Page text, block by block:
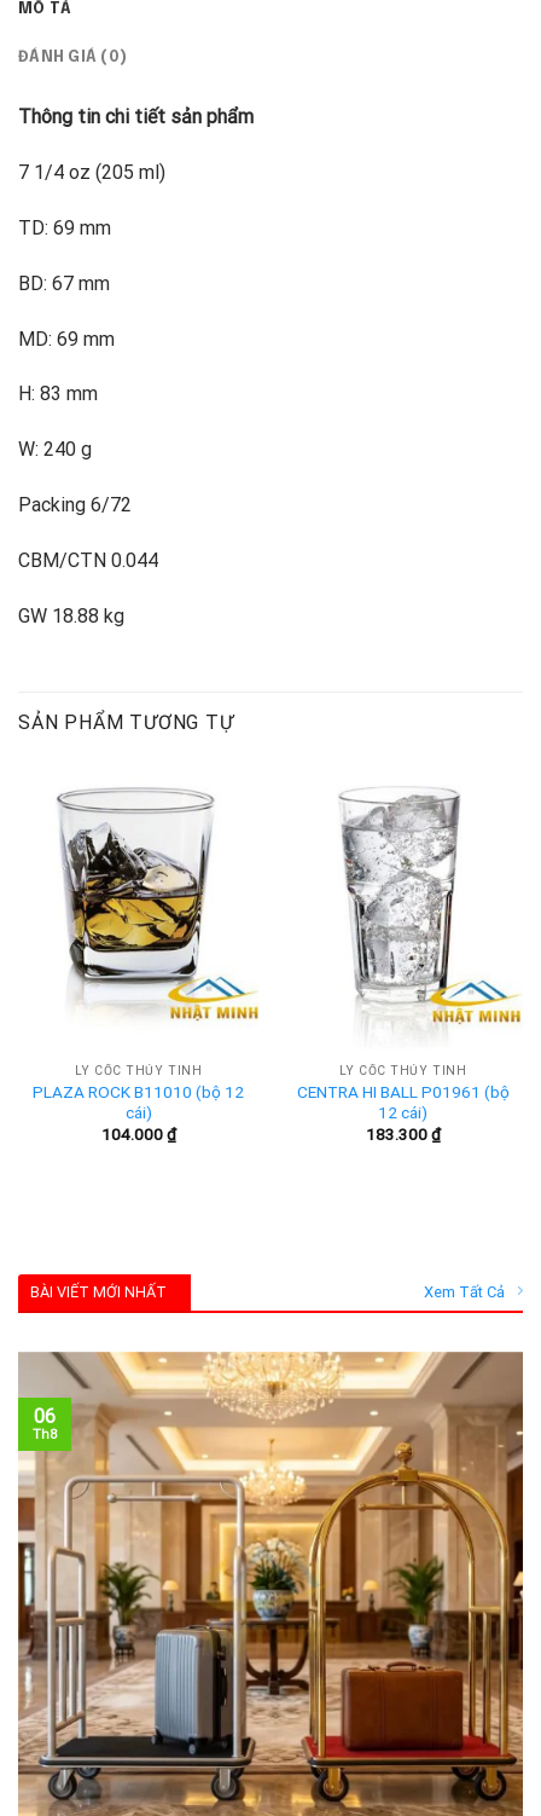
MÔ TẢ
ĐÁNH GIÁ (0)
Thông tin chi tiết sản phẩm
7 1/4 oz (205 ml)
TD: 69 mm
BD: 67 mm
MD: 69 mm
H: 83 mm
W: 240 g
Packing 6/72
CBM/CTN 0.044
GW 18.88 kg
SẢN PHẨM TƯƠNG TỰ
LY CỐC THỦY TINH
PLAZA ROCK B11010 (bộ 12
cái)
104.000₫
LY CỐC THỦY TINH
CENTRA HI BALL P01961 (bộ
12 cái)
183.300₫
BÀI VIẾT MỚI NHẤT Xem Tất Cả
06
Th8